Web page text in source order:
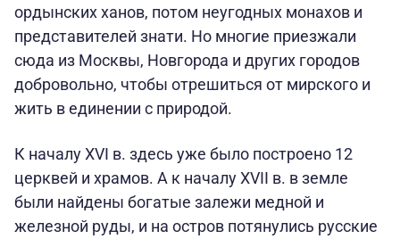
ордынских ханов, потом неугодных монахов и
представителей знати. Но многие приезжали
сюда из Москвы, Новгорода и других городов
добровольно, чтобы отрешиться от мирского и
жить в единении с природой.
К началу XVI в. здесь уже было построено 12
церквей и храмов. А к началу XVII в. в земле
были найдены богатые залежи медной и
железной руды, и на остров потянулись русские